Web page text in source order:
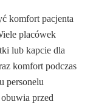
komfort pacjenta
placówek
lub kapcie dla
komfort podczas
personelu
przed